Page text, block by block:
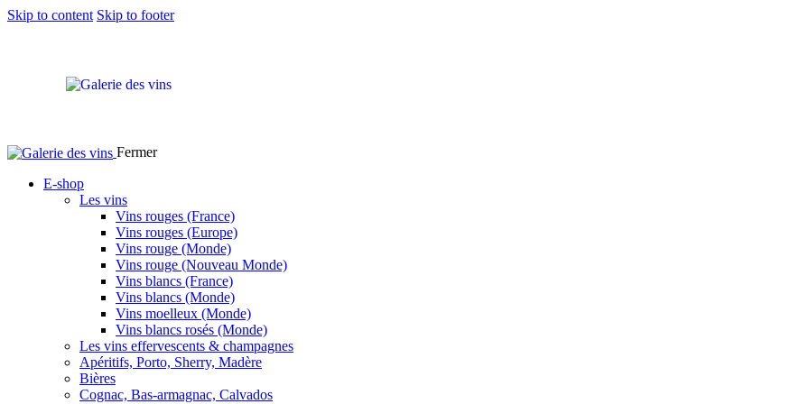
Skip to content Skip to footer
Fermer
E-shop
Les vins
Vins rouges (France)
Vins rouges (Europe)
Vins rouge (Monde)
Vins rouge (Nouveau Monde)
Vins blancs (France)
Vins blancs (Monde)
Vins moelleux (Monde)
Vins blancs rosés (Monde)
Les vins effervescents & champagnes
Apéritifs, Porto, Sherry, Madère
Bières
Cognac, Bas-armagnac, Calvados